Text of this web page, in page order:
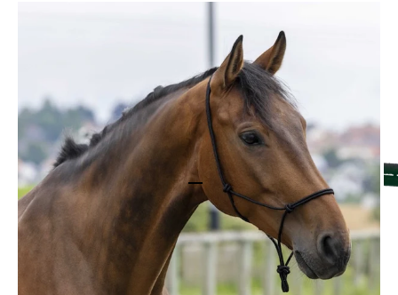
Aller à l'élément 1
Aller à l'élément 2